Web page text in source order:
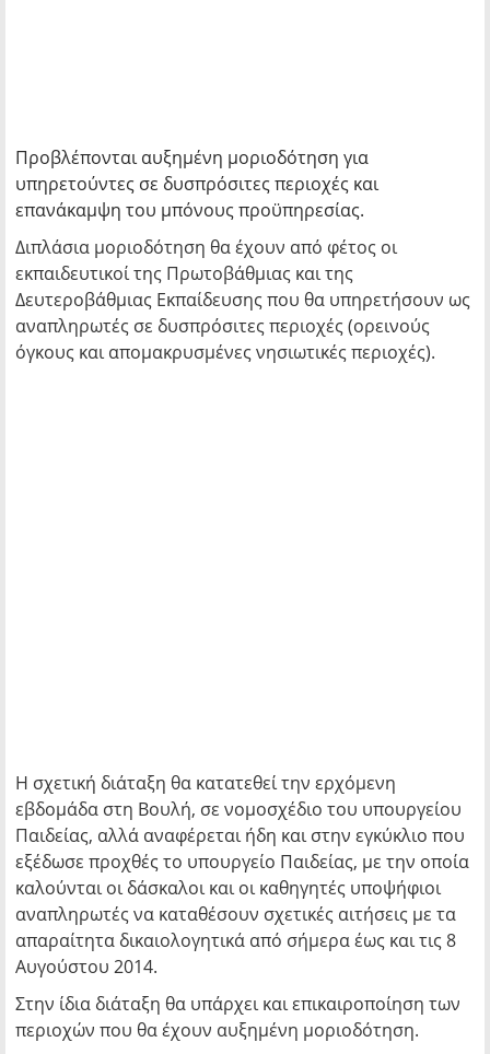
Προβλέπονται αυξημένη μοριοδότηση για
υπηρετούντες σε δυσπρόσιτες περιοχές και
επανάκαμψη του μπόνους προϋπηρεσίας.
Διπλάσια μοριοδότηση θα έχουν από φέτος οι
εκπαιδευτικοί της Πρωτοβάθμιας και της
Δευτεροβάθμιας Εκπαίδευσης που θα υπηρετήσουν ως
αναπληρωτές σε δυσπρόσιτες περιοχές (ορεινούς
όγκους και απομακρυσμένες νησιωτικές περιοχές).
Η σχετική διάταξη θα κατατεθεί την ερχόμενη
εβδομάδα στη Βουλή, σε νομοσχέδιο του υπουργείου
Παιδείας, αλλά αναφέρεται ήδη και στην εγκύκλιο που
εξέδωσε προχθές το υπουργείο Παιδείας, με την οποία
καλούνται οι δάσκαλοι και οι καθηγητές υποψήφιοι
αναπληρωτές να καταθέσουν σχετικές αιτήσεις με τα
απαραίτητα δικαιολογητικά από σήμερα έως και τις 8
Αυγούστου 2014.
Στην ίδια διάταξη θα υπάρχει και επικαιροποίηση των
περιοχών που θα έχουν αυξημένη μοριοδότηση.